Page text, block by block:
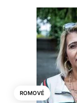
ROMOVÉ